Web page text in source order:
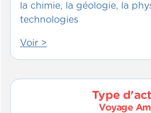
la chimie, la géologie, la
technologies
Voir >
Type
Voyage